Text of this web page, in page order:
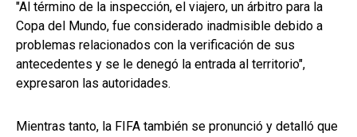
"Al término de la inspección, el viajero, un árbitro para la
Copa del Mundo, fue considerado inadmisible debido a
problemas relacionados con la verificación de sus
antecedentes y se le denegó la entrada al territorio",
expresaron las autoridades.
Mientras tanto, la FIFA también se pronunció y detalló que